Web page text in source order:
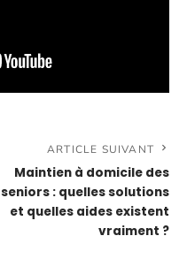
ARTICLE SUIVANT
Maintien à domicile des
seniors : quelles solutions
et quelles aides existent
vraiment ?